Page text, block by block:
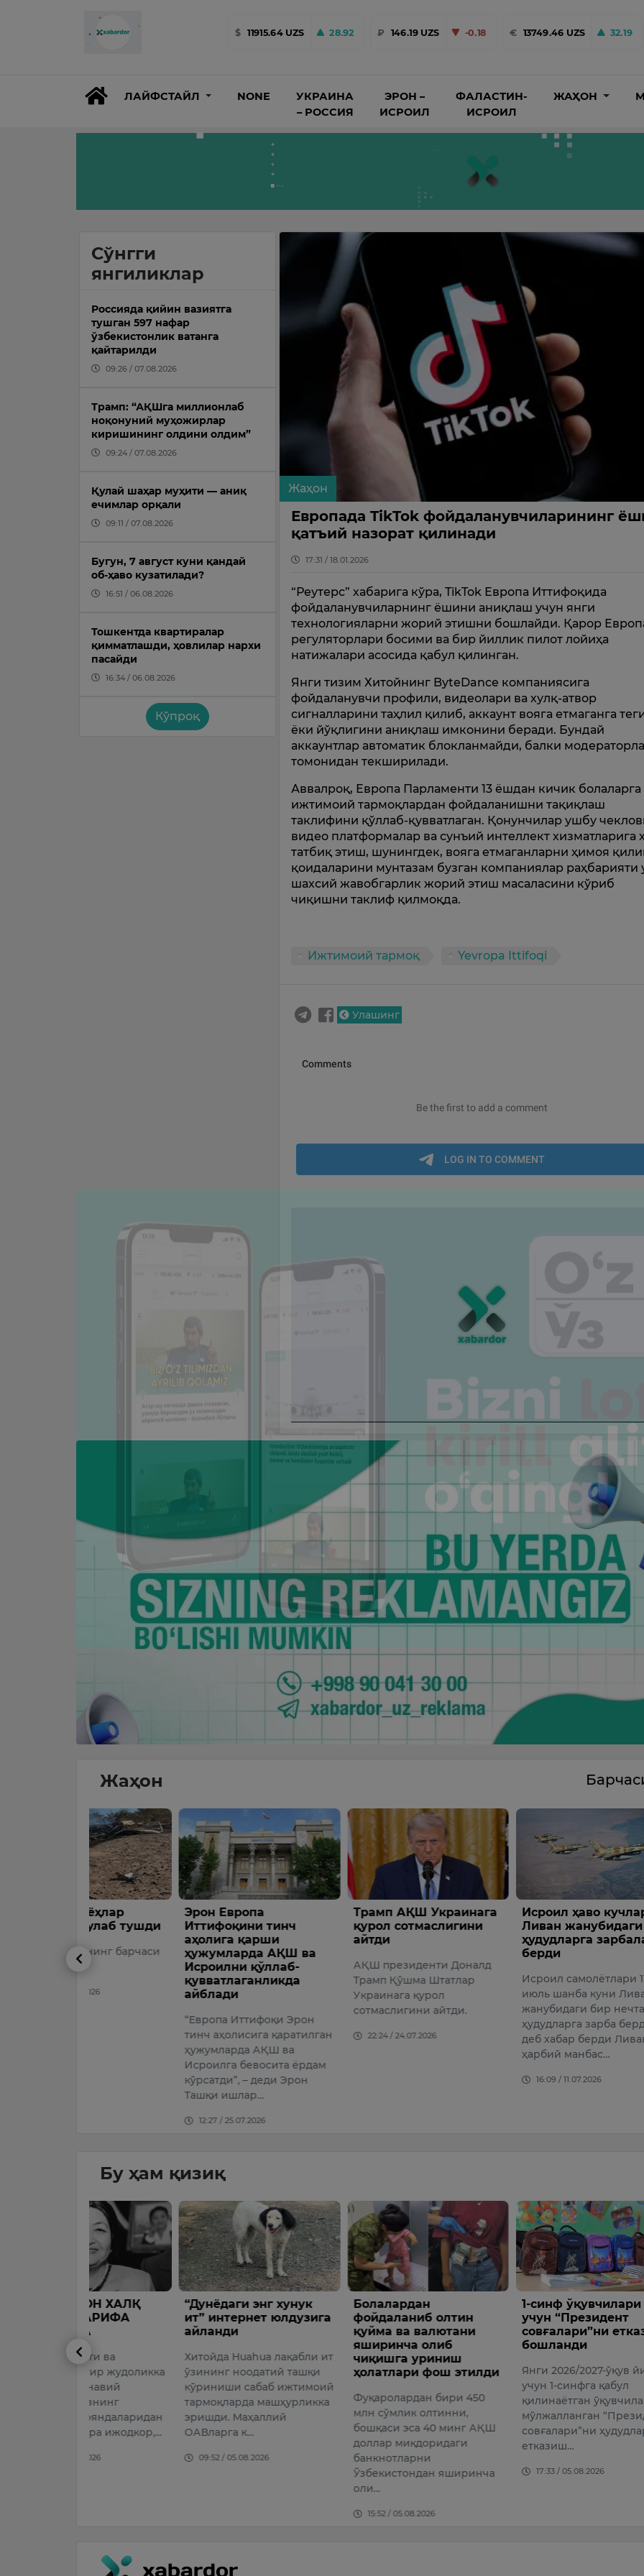
$ 11915.64 UZS 28.92 ₽ 146.19 UZS -0.18 € 13749.46 UZS 32.19
ЛАЙФСТАЙЛ NONE
УКРАИНА
– РОССИЯ
ЭРОН –
ИСРОИЛ
ФАЛАСТИН-
ИСРОИЛ
ЖАҲОН
Сўнгги
янгиликлар
Россияда қийин вазиятга
тушган 597 нафар
ўзбекистонлик ватанга
қайтарилди
09:26 / 07.08.2026
Трамп: “АҚШга миллионлаб
ноқонуний муҳожирлар
киришининг олдини олдим”
09:24 / 07.08.2026
Қулай шаҳар муҳити — аниқ
ечимлар орқали
09:11 / 07.08.2026
Бугун, 7 август куни қандай
об-ҳаво кузатилади?
16:51 / 06.08.2026
Тошкентда квартиралар
қимматлашди, ҳовлилар нархи
пасайди
16:34 / 06.08.2026
Кўпроқ
Жаҳон
Европада TikTok фойдаланувчиларининг
қатъий назорат қилинади
17:31 / 18.01.2026
“Реутерс” хабарига кўра, TikTok Европа Иттифоқида
фойдаланувчиларнинг ёшини аниқлаш учун янги
технологияларни жорий этишни бошлайди. Қарор
регуляторлари босими ва бир йиллик пилот лойиҳа
натижалари асосида қабул қилинган.
Янги тизим Хитойнинг ByteDance компаниясига
фойдаланувчи профили, видеолари ва хулқ-атвор
сигналларини таҳлил қилиб, аккаунт вояга етмаганга
ёки йўқлигини аниқлаш имконини беради. Бундай
аккаунтлар автоматик блокланмайди, балки
томонидан текширилади.
Аввалроқ, Европа Парламенти 13 ёшдан кичик болаларга
ижтимоий тармоқлардан фойдаланишни тақиқлаш
таклифини қўллаб-қувватлаган. Қонунчилар ушбу
видео платформалар ва сунъий интеллект хизматларига
татбиқ этиш, шунингдек, вояга етмаганларни ҳимоя
қоидаларини мунтазам бузган компаниялар раҳбарияти
шахсий жавобгарлик жорий этиш масаласини кўриб
чиқишни таклиф қилмоқда.
Ижтимоий тармоқ Yevropa Ittifoqi
Улашинг
Жаҳон
Эрон Европа
Иттифоқини тинч
аҳолига қарши
ҳужумларда АҚШ ва
Исроилни қўллаб-
қувватлаганликда
айблади
“Европа Иттифоқи Эрон
тинч аҳолисига қаратилган
ҳужумларда АҚШ ва
Исроилга бевосита ёрдам
кўрсатди”, – деди Эрон
Трамп АҚШ Украинага
қурол сотмаслигини
айтди
АҚШ президенти Доналд
Трамп Қўшма Штатлар
Украинага қурол
сотмаслигини айтди.
22:24 / 24.07.2026
Исроил ҳаво кучлари
Ливан жанубидаги
ҳудудларга зарбалар
Исроил самолётлари 11
июль шанба куни Ливан
жанубидаги бир нечта
ҳудудларга зарба берди,
деб хабар берди Ливан
киши
ҳалок
Дам
ҳаво
эса
Бу ҳам қизиқ
“Дунёдаги энг хунук
ит” интернет юлдузига
Хитойда Huahua лақабли ит
ўзининг ноодатий ташқи
кўриниши сабаб ижтимоий
тармоқларда машҳурликка
эришди. Маҳаллий
ОАВларга к…
Болалардан
фойдаланиб олтин
қуйма ва валютани
яширинча олиб
чиқишга уриниш
ҳолатлари фош этилди
Фуқаролардан бири 450
млн сўмлик олтинни,
бошқаси эса 40 минг АҚШ
доллар миқдоридаги
банкнотларни
Ўзбекистондан яширинча
1-синф ўқувчилари
учун “Президент
совғалари”ни етказиш
бошланди
Янги 2026/2027-ўқув йили
учун 1-синфга қабул
қилинаётган ўқувчиларга
мўлжалланган “Президент
совғалари”ни ҳудудларга
етказиш…
17:33 / 05.08.2026
нафар
тушиб